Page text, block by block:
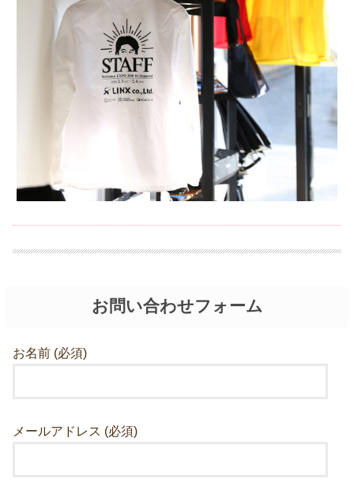
お問い合わせフォーム
お名前 (必須)
メールアドレス (必須)